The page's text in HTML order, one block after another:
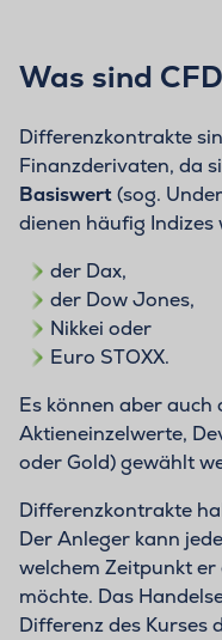
Was sind
Differenzkontrakte
Finanzderivaten, da
Basiswert(sog.
dienen häufig Indizes
der Dax,
der Dow Jones,
Nikkei oder
Euro STOXX.
Es können aber
Aktieneinzelwerte,
oder Gold) gewählt
Differenzkontrakte
Der Anleger kann
welchem Zeitpunkt
möchte. Das
Differenz des Kurses